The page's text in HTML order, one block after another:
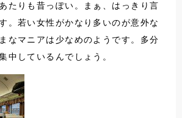
たりも昔っぽい。まぁ、はっきり言
。若い女性がかなり多いのが意外な
なマニアは少なめのようです。多分
中しているんでしょう。